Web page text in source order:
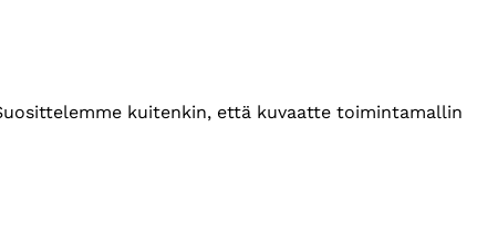
kuitenkin, että kuvaatte toimintamallin